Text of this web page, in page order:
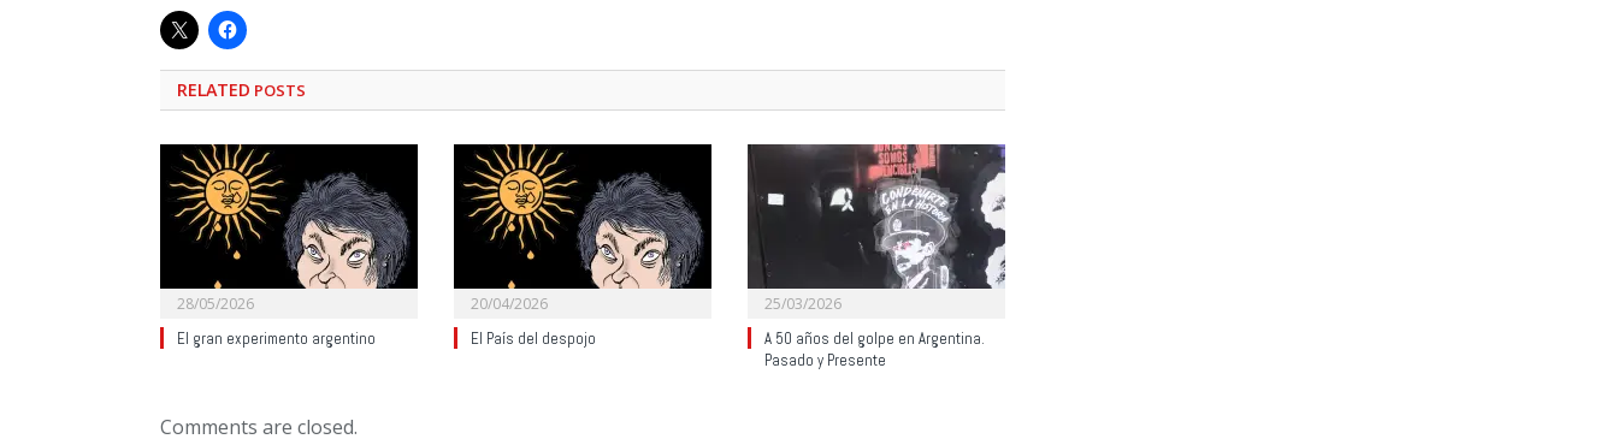
RELATED POSTS
28/05/2026
El gran experimento argentino
20/04/2026
El País del despojo
25/03/2026
A 50 años del golpe en Argentina.
Pasado y Presente
Comments are closed.